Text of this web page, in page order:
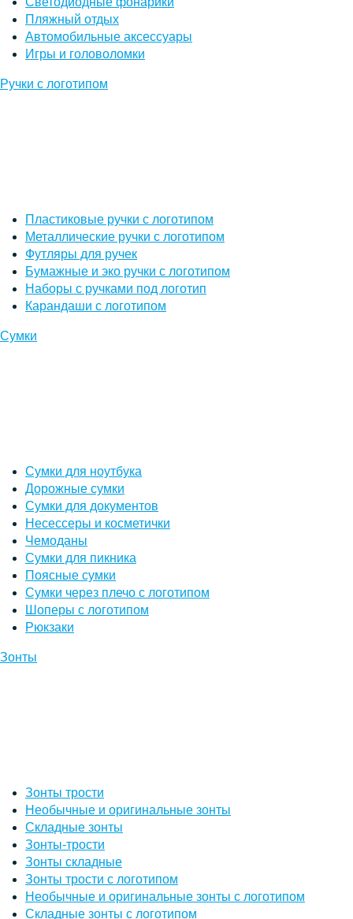
Пляжный отдых
Автомобильные аксессуары
Игры и головоломки
Ручки с логотипом
Пластиковые ручки с логотипом
Металлические ручки с логотипом
Футляры для ручек
Бумажные и эко ручки с логотипом
Наборы с ручками под логотип
Карандаши с логотипом
Сумки
Сумки для ноутбука
Дорожные сумки
Сумки для документов
Несессеры и косметички
Чемоданы
Сумки для пикника
Поясные сумки
Сумки через плечо с логотипом
Шоперы с логотипом
Рюкзаки
Зонты
Зонты трости
Необычные и оригинальные зонты
Складные зонты
Зонты-трости
Зонты складные
Зонты трости с логотипом
Необычные и оригинальные зонты с логотипом
Складные зонты с логотипом